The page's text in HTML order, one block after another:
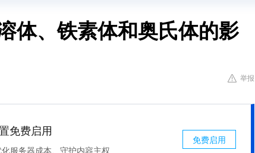
体、铁素体和奥氏体的影
举报
免费启用
服务器成本、守护内容主权
免费启用